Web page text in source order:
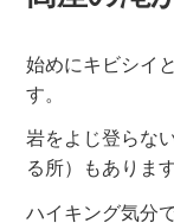
始めにキビシイ
す。
岩をよじ登らな
る所）もあります
ハイキング気分